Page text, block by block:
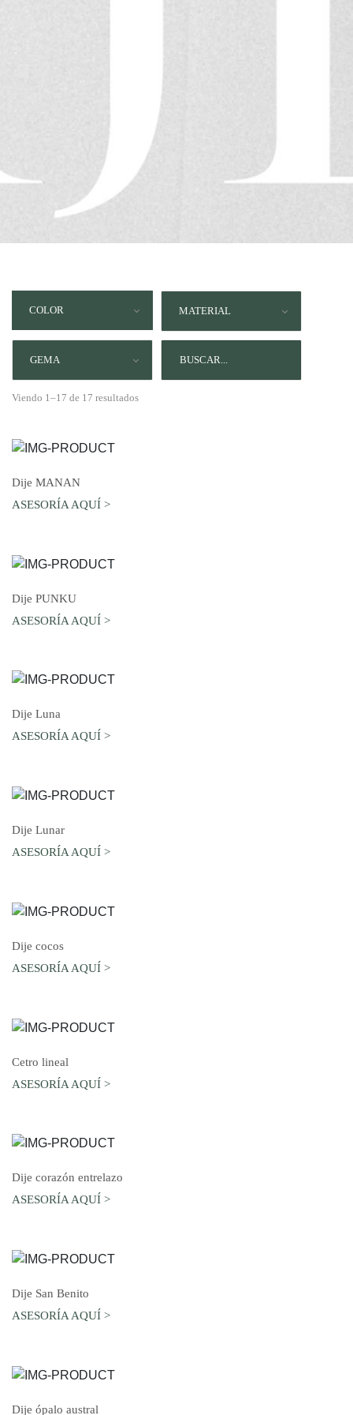
COLOR MATERIAL
GEMA
Viendo 1–17 de 17 resultados
Dije MANAN
ASESORÍA AQUÍ >
Dije PUNKU
ASESORÍA AQUÍ >
Dije Luna
ASESORÍA AQUÍ >
Dije Lunar
ASESORÍA AQUÍ >
Dije cocos
ASESORÍA AQUÍ >
Cetro lineal
ASESORÍA AQUÍ >
Dije corazón entrelazo
ASESORÍA AQUÍ >
Dije San Benito
ASESORÍA AQUÍ >
Dije ópalo austral